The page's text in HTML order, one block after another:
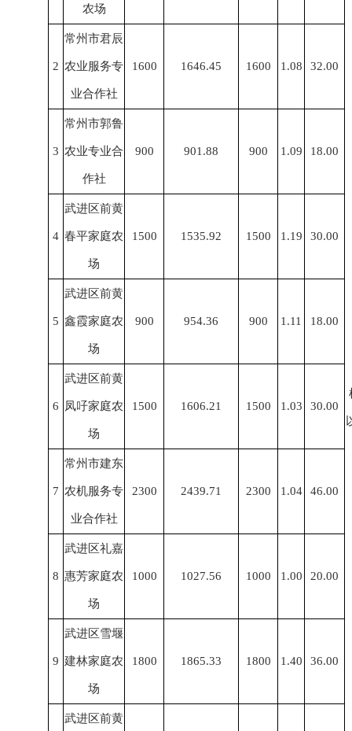
农场
2
常州市君辰
农业服务专
业合作社
1600 1646.45 1600 1.08 32.00
3
常州市郭鲁
农业专业合
作社
900 901.88 900 1.09 18.00
4
武进区前黄
春平家庭农
场
1500 1535.92 1500 1.19 30.00
5
武进区前黄
鑫霞家庭农
场
900 954.36 900 1.11 18.00
6
武进区前黄
凤吇家庭农
场
1500 1606.21 1500 1.03 30.00
7
常州市建东
农机服务专
业合作社
2300 2439.71 2300 1.04 46.00
8
武进区礼嘉
惠芳家庭农
场
1000 1027.56 1000 1.00 20.00
9
武进区雪堰
建林家庭农
场
1800 1865.33 1800 1.40 36.00
武进区前黄